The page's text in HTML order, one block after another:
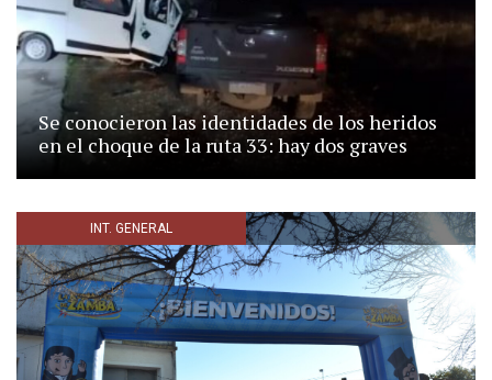
Se conocieron las identidades de los heridos
en el choque de la ruta 33: hay dos graves
INT. GENERAL